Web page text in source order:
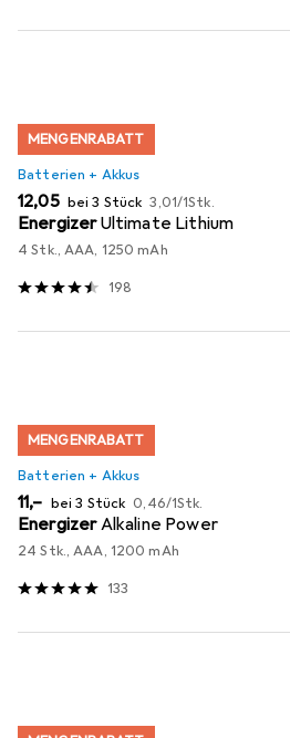
MENGENRABATT
Batterien + Akkus
EUR
12,05 bei 3 Stück EUR
3,01/1Stk.
EnergizerUltimate Lithium
4 Stk., AAA, 1250 mAh
198
MENGENRABATT
Batterien + Akkus
EUR
11,– bei 3 Stück EUR
0,46/1Stk.
EnergizerAlkaline Power
24 Stk., AAA, 1200 mAh
133